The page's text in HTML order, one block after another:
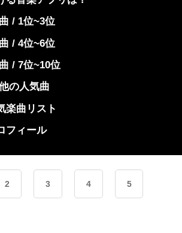
/ 1位~3位
/ 4位~6位
/ 7位~10位
の人気曲
楽曲リスト
フィール
2 3 4 5